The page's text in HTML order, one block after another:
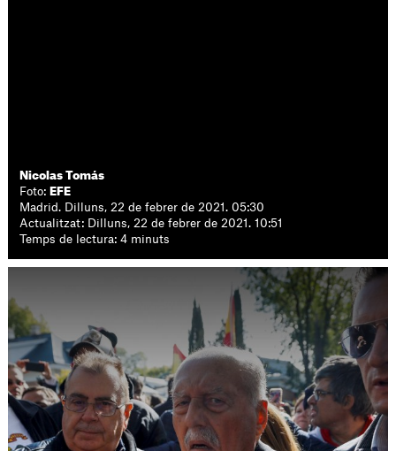
Nicolas Tomás
Foto: EFE
Madrid. Dilluns, 22 de febrer de 2021. 05:30
Actualitzat: Dilluns, 22 de febrer de 2021. 10:51
Temps de lectura: 4 minuts